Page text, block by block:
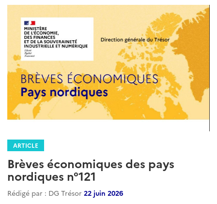
ARTICLE
Brèves économiques des pays
nordiques n°121
Rédigé par : DG Trésor 22 juin 2026